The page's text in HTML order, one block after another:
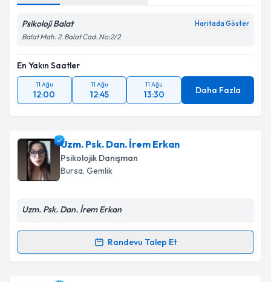
Psikoloji Balat Haritada Göster
Balat Mah. 2. Balat Cad. No:2/2
En Yakın Saatler
11 Ağu
12:00
11 Ağu
12:45
11 Ağu
13:30 Daha Fazla
Uzm. Psk. Dan. İrem Erkan
Psikolojik Danışman
Bursa, Gemlik
Uzm. Psk. Dan. İrem Erkan
Randevu Talep Et
Randevu Takvimi Talebi